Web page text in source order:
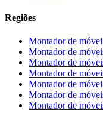
Regiões
Montador de
Montador de
Montador de
Montador de
Montador de
Montador de
Montador de